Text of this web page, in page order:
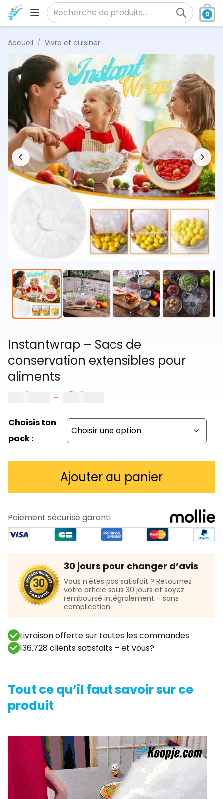
Aller au contenu
Recherche pour :
0
Accueil / Vivre et cuisiner
Instantwrap – Sacs de
conservation extensibles pour
aliments
14,97
– 18,97
prix :
14,97 €
à
Choisis ton
pack :
Ajouter au panier
Paiement sécurisé garanti
30 jours pour changer d’avis
Vous n’êtes pas satisfait ? Retournez
votre article sous 30 jours et soyez
remboursé intégralement – sans
complication.
Livraison offerte sur toutes les commandes
136.728 clients satisfaits – et vous?
Tout ce qu’il faut savoir sur ce
produit